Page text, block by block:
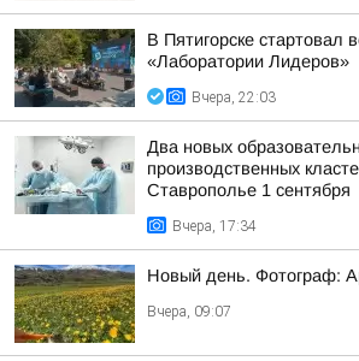
В Пятигорске стартовал
«Лаборатории Лидеров»
Вчера, 22:03
Два новых
производственных
Ставрополье 1 сентября
Вчера, 17:34
Новый день. Фотограф:
Вчера, 09:07